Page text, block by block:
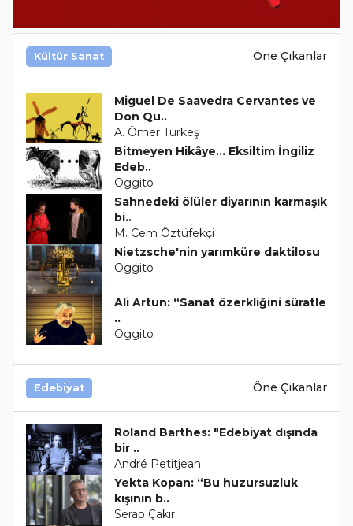
Kültür Sanat Öne Çıkanlar
Miguel De Saavedra Cervantes ve
Don Qu..
A. Ömer Türkeş
Bitmeyen Hikâye… Eksiltim İngiliz
Edeb..
Oggito
Sahnedeki ölüler diyarının karmaşık
bi..
M. Cem Öztüfekçi
Nietzsche'nin yarımküre daktilosu
Oggito
Ali Artun: “Sanat özerkliğini süratle
..
Oggito
Edebiyat Öne Çıkanlar
Roland Barthes: "Edebiyat dışında
bir ..
André Petitjean
Yekta Kopan: “Bu huzursuzluk
kışının b..
Serap Çakır